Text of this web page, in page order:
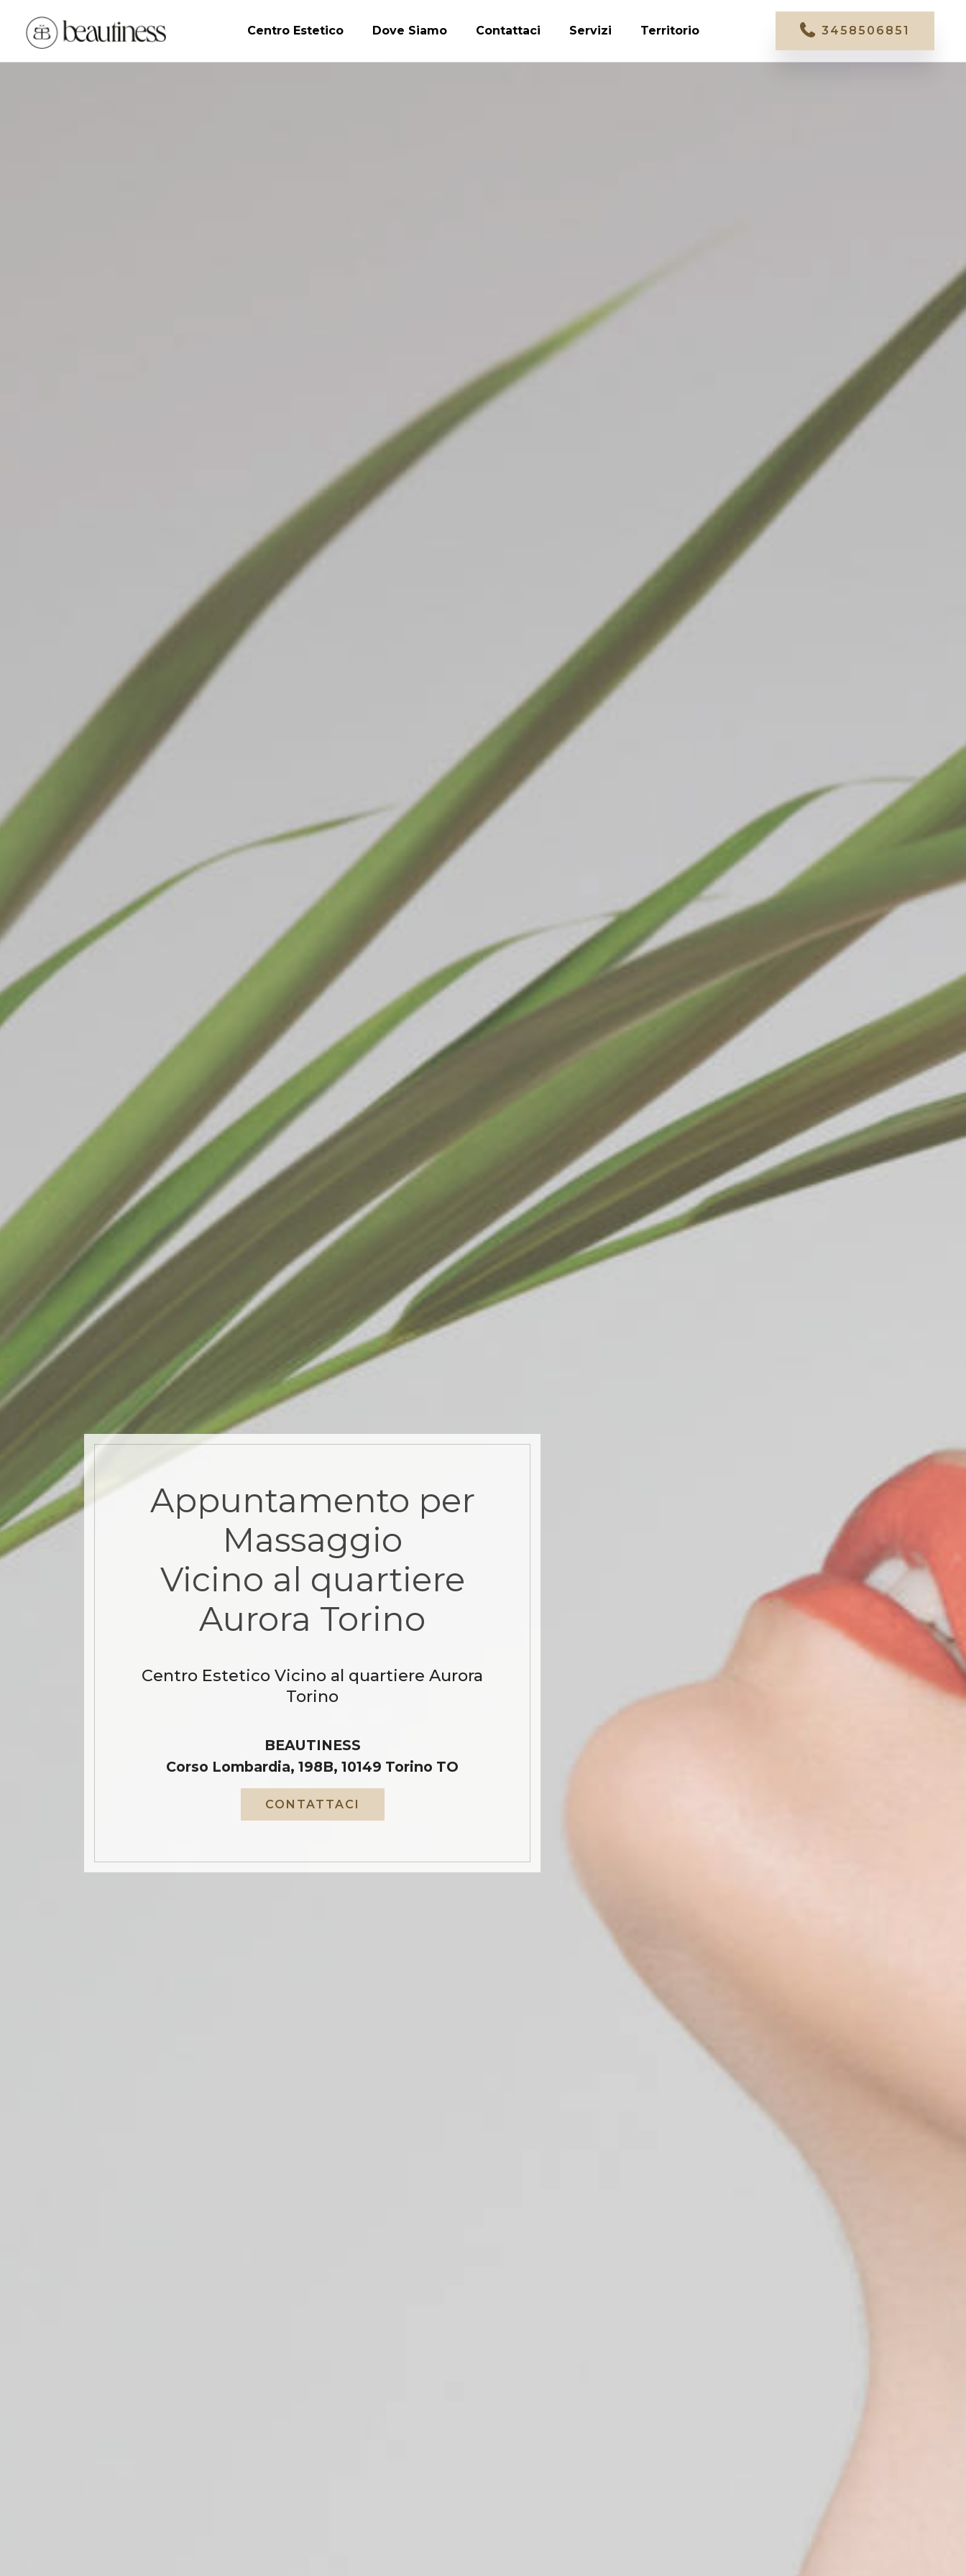
Centro Estetico Dove Siamo Contattaci Servizi Territorio 3458506851
Appuntamento per
Massaggio
Vicino al quartiere
Aurora Torino
Centro Estetico Vicino al quartiere Aurora
Torino
BEAUTINESS
Corso Lombardia, 198B, 10149 Torino TO
CONTATTACI